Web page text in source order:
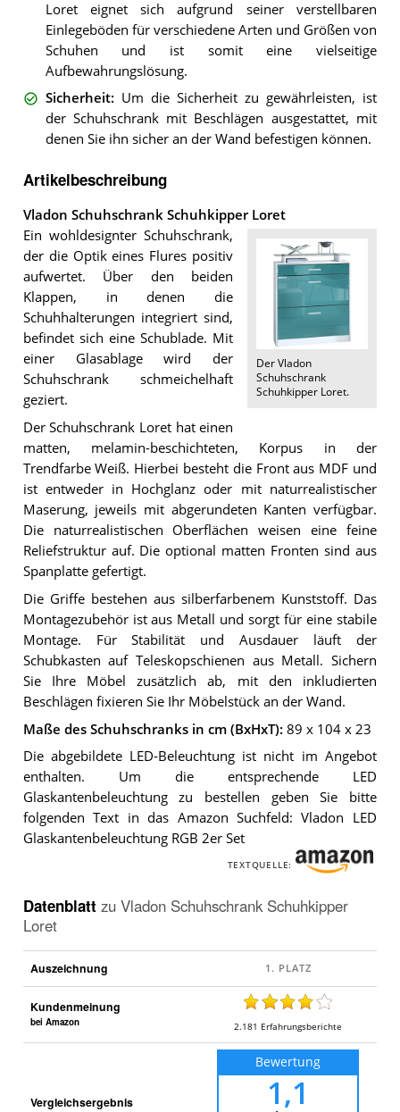
Loret eignet sich aufgrund seiner verstellbaren
Einlegeböden für verschiedene Arten und Größen von
Schuhen und ist somit eine vielseitige
Aufbewahrungslösung.
Sicherheit: Um die Sicherheit zu gewährleisten, ist
der Schuhschrank mit Beschlägen ausgestattet, mit
denen Sie ihn sicher an der Wand befestigen können.
Artikelbeschreibung
Vladon Schuhschrank Schuhkipper Loret
Der Vladon
Schuhschrank
Schuhkipper Loret.
Ein wohldesignter Schuhschrank,
der die Optik eines Flures positiv
aufwertet. Über den beiden
Klappen, in denen die
Schuhhalterungen integriert sind,
befindet sich eine Schublade. Mit
einer Glasablage wird der
Schuhschrank schmeichelhaft
geziert.
Der Schuhschrank Loret hat einen
matten, melamin-beschichteten, Korpus in der
Trendfarbe Weiß. Hierbei besteht die Front aus MDF und
ist entweder in Hochglanz oder mit naturrealistischer
Maserung, jeweils mit abgerundeten Kanten verfügbar.
Die naturrealistischen Oberflächen weisen eine feine
Reliefstruktur auf. Die optional matten Fronten sind aus
Spanplatte gefertigt.
Die Griffe bestehen aus silberfarbenem Kunststoff. Das
Montagezubehör ist aus Metall und sorgt für eine stabile
Montage. Für Stabilität und Ausdauer läuft der
Schubkasten auf Teleskopschienen aus Metall. Sichern
Sie Ihre Möbel zusätzlich ab, mit den inkludierten
Beschlägen fixieren Sie Ihr Möbelstück an der Wand.
Maße des Schuhschranks in cm (BxHxT): 89 x 104 x 23
Die abgebildete LED-Beleuchtung ist nicht im Angebot
enthalten. Um die entsprechende LED
Glaskantenbeleuchtung zu bestellen geben Sie bitte
folgenden Text in das Amazon Suchfeld: Vladon LED
Glaskantenbeleuchtung RGB 2er Set
TEXTQUELLE:
Datenblatt zu Vladon Schuhschrank Schuhkipper
Loret
Auszeichnung
Kundenmeinung
bei Amazon 2.181 Erfahrungsberichte
Vergleichsergebnis
Bewertung
1,1